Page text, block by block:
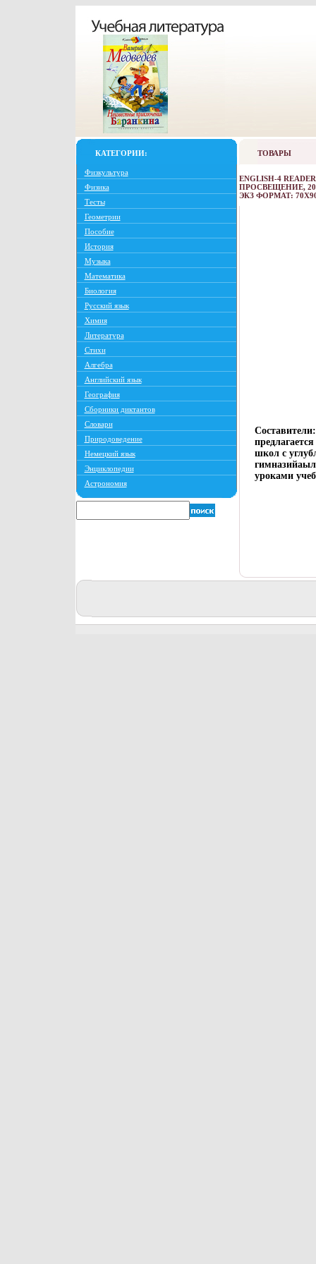
КАТЕГОРИИ:
Физкультура
Физика
Тесты
Геометрии
Пособие
История
Музыка
Математика
Биология
Русский язык
Химия
Литература
Стихи
Алгебра
Английский язык
География
Сборники диктантов
Словари
Природоведение
Немецкий язык
Энциклопедии
Астрономия
ТОВАРЫ
ENGLISH-4
ПРОСВЕЩЕНИЕ,
ЭКЗ ФОРМАТ:
школ с
уроками